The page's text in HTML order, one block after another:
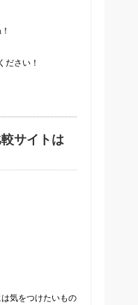
ださい！
サイトは
気をつけたいもの